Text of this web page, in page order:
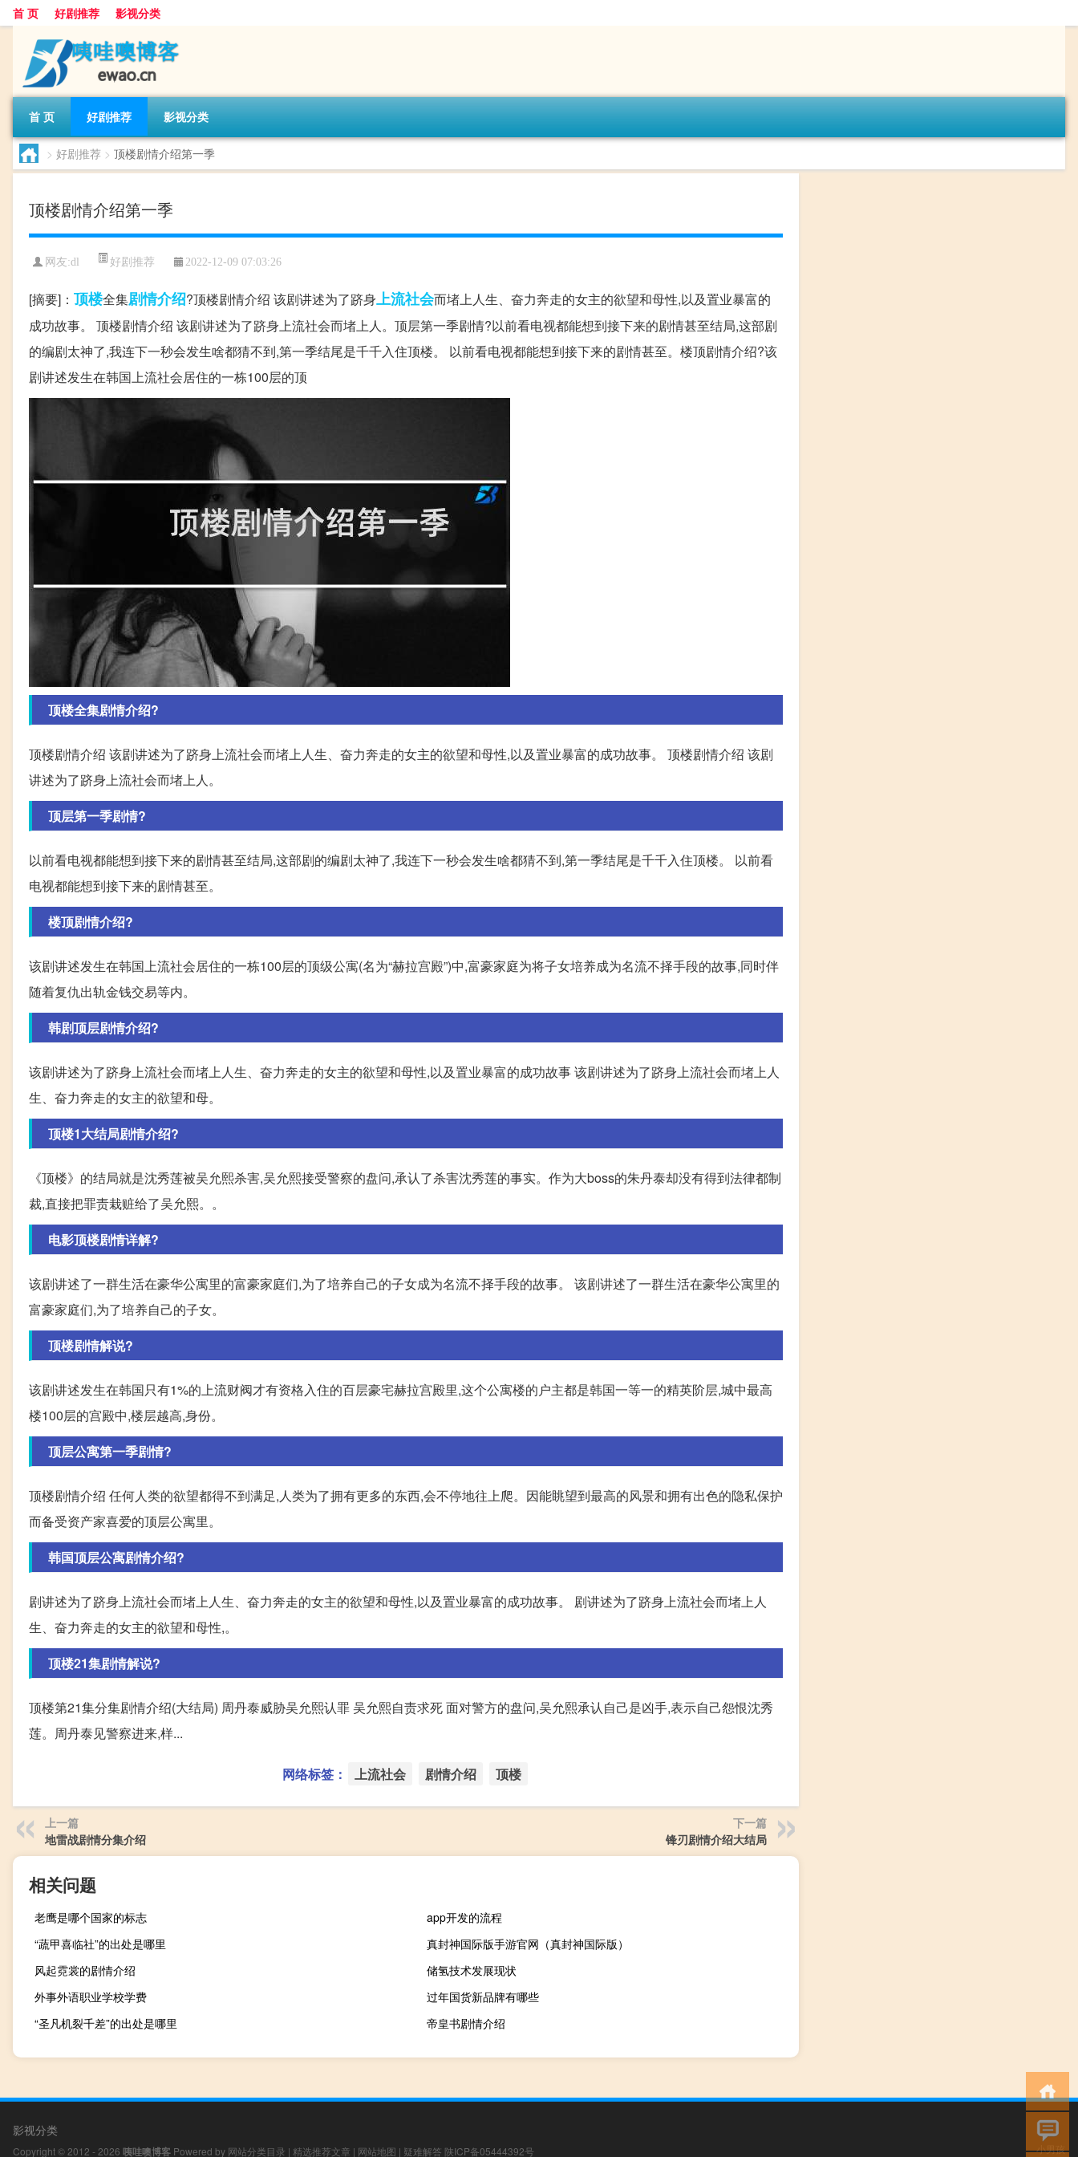
首 页 好剧推荐 影视分类
首 页 好剧推荐 影视分类
> 好剧推荐 > 顶楼剧情介绍第一季
顶楼剧情介绍第一季
网友:dl 好剧推荐 2022-12-09 07:03:26
[摘要]： 顶楼全集剧情介绍?顶楼剧情介绍 该剧讲述为了跻身上流社会而堵上人生、奋力奔走的女主的欲望和母性,以及置业暴富的
成功故事。 顶楼剧情介绍 该剧讲述为了跻身上流社会而堵上人。顶层第一季剧情?以前看电视都能想到接下来的剧情甚至结局,这部剧
的编剧太神了,我连下一秒会发生啥都猜不到,第一季结尾是千千入住顶楼。 以前看电视都能想到接下来的剧情甚至。楼顶剧情介绍?该
剧讲述发生在韩国上流社会居住的一栋100层的顶
顶楼全集剧情介绍?
顶楼剧情介绍 该剧讲述为了跻身上流社会而堵上人生、奋力奔走的女主的欲望和母性,以及置业暴富的成功故事。 顶楼剧情介绍 该剧
讲述为了跻身上流社会而堵上人。
顶层第一季剧情?
以前看电视都能想到接下来的剧情甚至结局,这部剧的编剧太神了,我连下一秒会发生啥都猜不到,第一季结尾是千千入住顶楼。 以前看
电视都能想到接下来的剧情甚至。
楼顶剧情介绍?
该剧讲述发生在韩国上流社会居住的一栋100层的顶级公寓(名为“赫拉宫殿”)中,富豪家庭为将子女培养成为名流不择手段的故事,同时伴
随着复仇出轨金钱交易等内。
韩剧顶层剧情介绍?
该剧讲述为了跻身上流社会而堵上人生、奋力奔走的女主的欲望和母性,以及置业暴富的成功故事 该剧讲述为了跻身上流社会而堵上人
生、奋力奔走的女主的欲望和母。
顶楼1大结局剧情介绍?
《顶楼》的结局就是沈秀莲被吴允熙杀害,吴允熙接受警察的盘问,承认了杀害沈秀莲的事实。作为大boss的朱丹泰却没有得到法律都制
裁,直接把罪责栽赃给了吴允熙。。
电影顶楼剧情详解?
该剧讲述了一群生活在豪华公寓里的富豪家庭们,为了培养自己的子女成为名流不择手段的故事。 该剧讲述了一群生活在豪华公寓里的
富豪家庭们,为了培养自己的子女。
顶楼剧情解说?
该剧讲述发生在韩国只有1%的上流财阀才有资格入住的百层豪宅赫拉宫殿里,这个公寓楼的户主都是韩国一等一的精英阶层,城中最高
楼100层的宫殿中,楼层越高,身份。
顶层公寓第一季剧情?
顶楼剧情介绍 任何人类的欲望都得不到满足,人类为了拥有更多的东西,会不停地往上爬。因能眺望到最高的风景和拥有出色的隐私保护
而备受资产家喜爱的顶层公寓里。
韩国顶层公寓剧情介绍?
剧讲述为了跻身上流社会而堵上人生、奋力奔走的女主的欲望和母性,以及置业暴富的成功故事。 剧讲述为了跻身上流社会而堵上人
生、奋力奔走的女主的欲望和母性,。
顶楼21集剧情解说?
顶楼第21集分集剧情介绍(大结局) 周丹泰威胁吴允熙认罪 吴允熙自责求死 面对警方的盘问,吴允熙承认自己是凶手,表示自己怨恨沈秀
莲。周丹泰见警察进来,样...
网络标签： 上流社会 剧情介绍 顶楼
上一篇
地雷战剧情分集介绍
下一篇
锋刃剧情介绍大结局
相关问题
老鹰是哪个国家的标志
app开发的流程
“蔬甲喜临社”的出处是哪里
真封神国际版手游官网（真封神国际版）
风起霓裳的剧情介绍
储氢技术发展现状
外事外语职业学校学费
过年国货新品牌有哪些
“圣凡机裂千差”的出处是哪里
帝皇书剧情介绍
影视分类
Copyright © 2012 - 2026 咦哇噢博客 Powered by 网站分类目录 | 精选推荐文章 | 网站地图 | 疑难解答 陕ICP备05444392号 小男孩